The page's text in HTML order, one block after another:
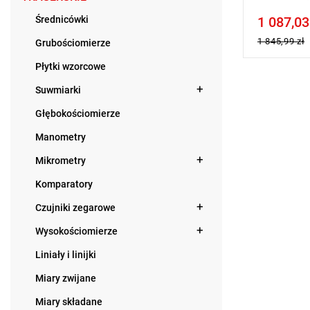
Średnicówki
Grubościomierze
Płytki wzorcowe
Suwmiarki
Głębokościomierze
Manometry
Mikrometry
Komparatory
Czujniki zegarowe
Wysokościomierze
Liniały i linijki
Miary zwijane
Miary składane
Price tax
1
1 845,99 zł